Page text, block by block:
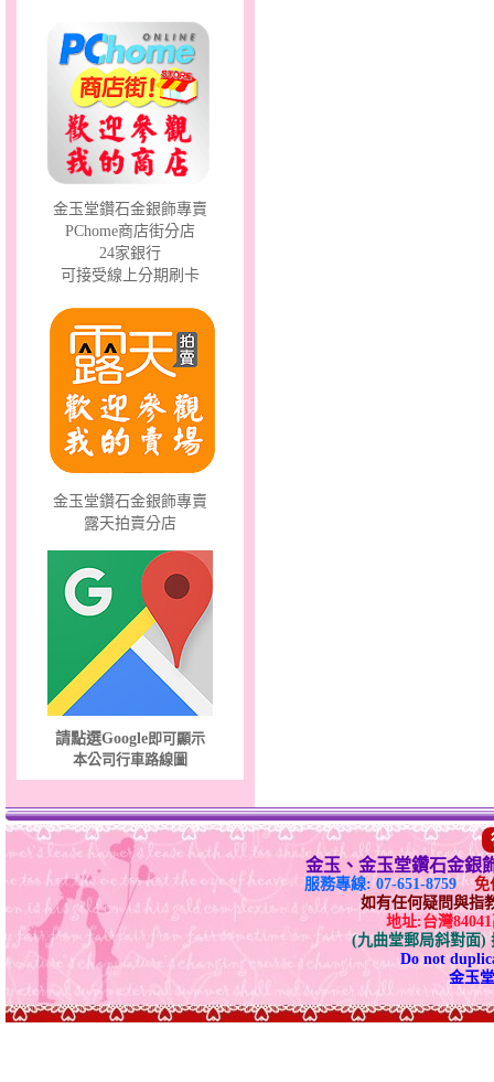
愛情邱比特～金銀鋼套鍊
彩蝶倩影～金銀鋼套鍊
天真Rody～金銀鋼套鍊
金玉堂鑽石金銀飾專賣
PChome商店街分店
24家銀行
可接受線上分期刷卡
金玉堂鑽石金銀飾專賣
露天拍賣分店
請點選Google即可顯示
本公司行車路線圖
金玉、金玉堂鑽石金銀
服務專線: 07-651-8759
免
如有任何疑問與指
地址:台灣
(九曲堂郵局斜對面)
Do not
金玉